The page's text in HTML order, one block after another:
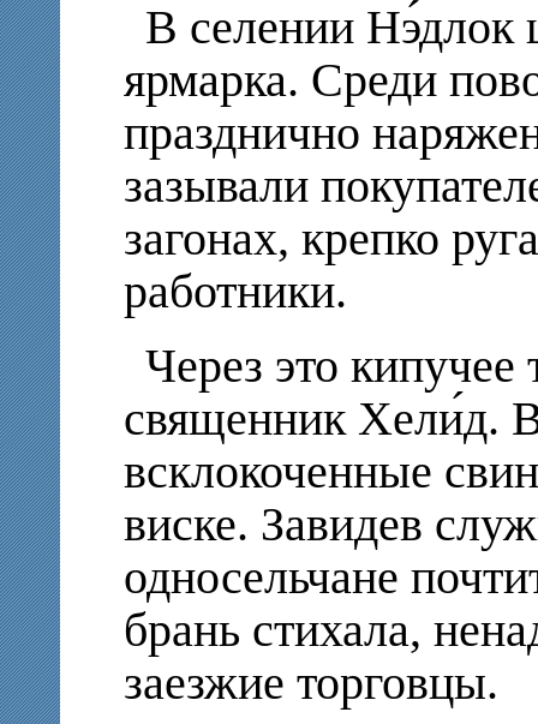
В селении Нэ́длок
ярмарка. Среди
празднично
зазывали
загонах, крепко
работники.
Через это
священник Хели́д.
всклокоченные
виске. Завидев
односельчане
брань стихала,
заезжие торговцы.